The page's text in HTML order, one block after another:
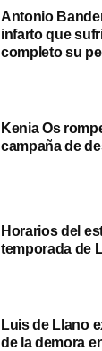
Antonio
infarto que
completo su
Kenia Os
campaña de
Horarios del
temporada de
Luis de Llano
de la demora